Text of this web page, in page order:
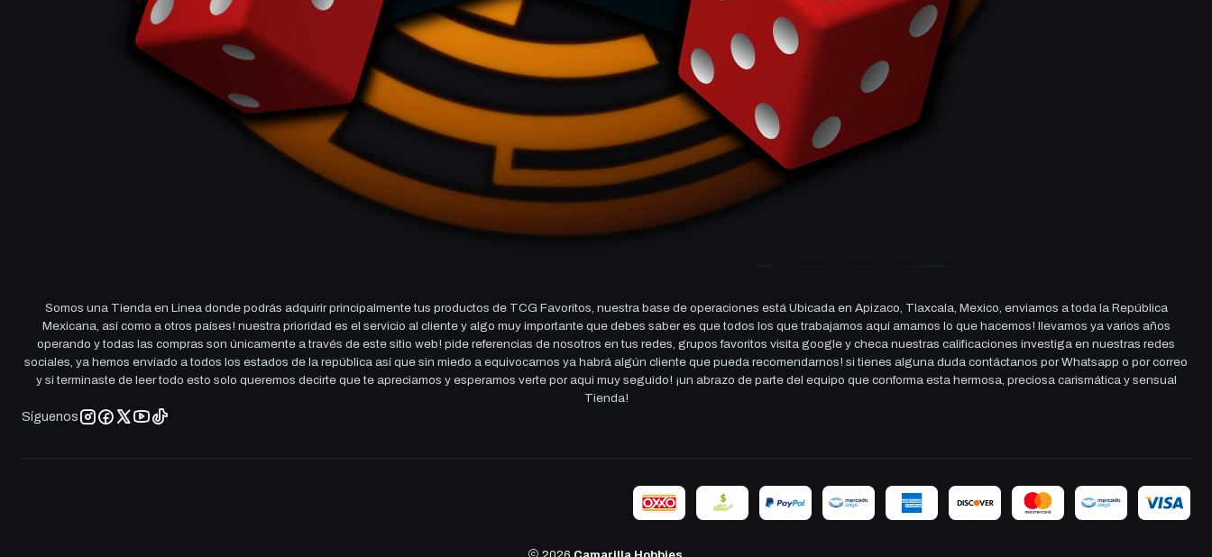
Somos una Tienda en Linea donde podrás adquirir principalmente tus productos de TCG Favoritos, nuestra base de operaciones está Ubicada en Apizaco, Tlaxcala, Mexico, enviamos a toda la República
Mexicana, así como a otros países! nuestra prioridad es el servicio al cliente y algo muy importante que debes saber es que todos los que trabajamos aquí amamos lo que hacemos! llevamos ya varios años
operando y todas las compras son únicamente a través de este sitio web! pide referencias de nosotros en tus redes, grupos favoritos visita google y checa nuestras calificaciones investiga en nuestras redes
sociales, ya hemos enviado a todos los estados de la república así que sin miedo a equivocarnos ya habrá algún cliente que pueda recomendarnos! si tienes alguna duda contáctanos por Whatsapp o por correo
y si terminaste de leer todo esto solo queremos decirte que te apreciamos y esperamos verte por aqui muy seguido! ¡un abrazo de parte del equipo que conforma esta hermosa, preciosa carismática y sensual
Tienda!
Síguenos